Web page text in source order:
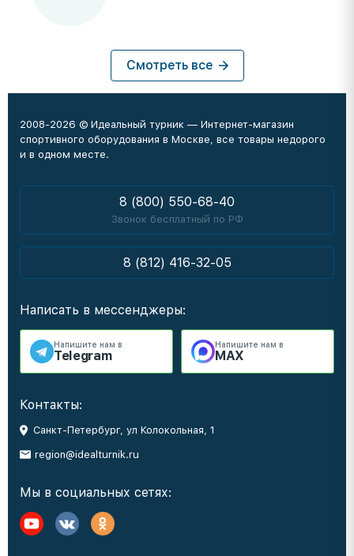
Смотреть все
2008-2026 © Идеальный турник — Интернет-магазин
спортивного оборудования в Москве, все товары недорого
и в одном месте.
8 (800) 550-68-40
Звонок бесплатный по РФ
8 (812) 416-32-05
Написать в мессенджеры:
Напишите нам в
Telegram
Напишите нам в
MAX
Контакты:
Санкт-Петербург, ул Колокольная, 1
region@idealturnik.ru
Мы в социальных сетях: